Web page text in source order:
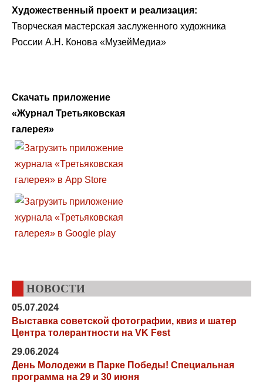
Художественный проект и реализация:
Творческая мастерская заслуженного художника
России А.Н. Конова «МузейМедиа»
Скачать приложение
«Журнал Третьяковская
галерея»
НОВОСТИ
05.07.2024
Выставка советской фотографии, квиз и шатер
Центра толерантности на VK Fest
29.06.2024
День Молодежи в Парке Победы! Специальная
программа на 29 и 30 июня